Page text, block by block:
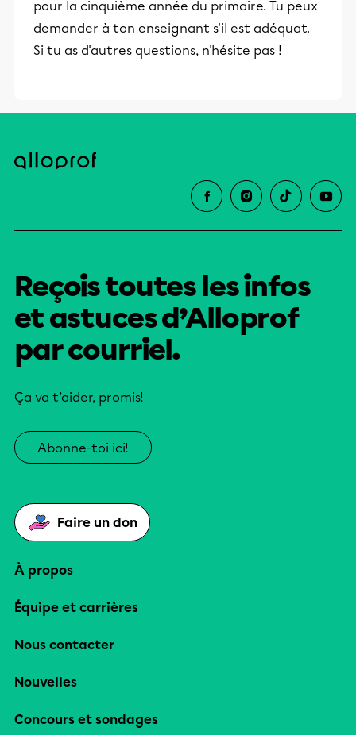
pour la cinquième année du primaire. Tu peux
demander à ton enseignant s'il est adéquat.
Si tu as d'autres questions, n'hésite pas !
Reçois toutes les infos
et astuces d’Alloprof
par courriel.
Ça va t’aider, promis!
Abonne-toi ici!
Faire un don
À propos
Équipe et carrières
Nous contacter
Nouvelles
Concours et sondages